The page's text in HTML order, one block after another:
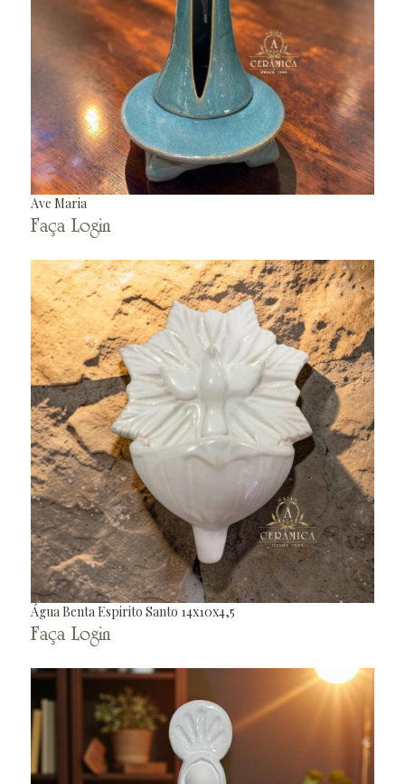
Ave Maria
Faça Login
Água Benta Espirito Santo 14x10x4,5
Faça Login